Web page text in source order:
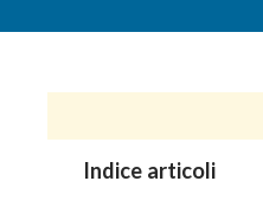
Indice articoli